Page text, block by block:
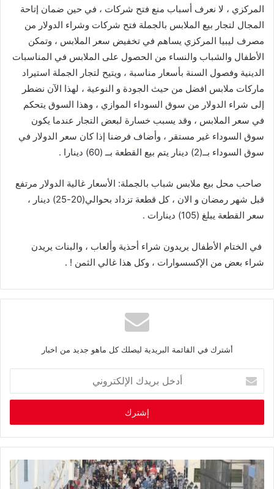
المركزي ، لا نعرف أسباب منع فتح شركات ، في حين ضمان إتاحة
المجال لتجار بيع الملابس بالجملة فتح شركات وشراء الدولار من
مصرف ليبيا المركزي يساهم في تخفيض سعر الملابس ، وتمكن
الأطفال والشباب والنساء من الحصول على الملابس في المناسبات
الدينية وفصول السنة بأسعار مناسبة ، ويتيح لتجار الجملة استيراد
ماركات ملابس افضل من حيث الجودة و النوعية ، لهذا الآن نضطر
إلى شراء الدولار من سوق السوداء الموازي ، وهذا السوق يتحكم
في سعر الملابس ، وقد يسبب خسارة لبعض التجار عندما يكون
سوق السوداء غير مستقر ، وأضاف فرضنا إذا كان سعر الدولار في
سوق السوداء بــ(
2
) دينار يتم بيع القطعة بــ(
60
) دينارا .
صاحب محل بيع ملابس شباب بالجملة: الأسعار غالية الدولار مرتفع
قبل شهر رمضان و الان ، كل قطعة تزداد بحوالي(
20-25
) دينار ،
سعر القطعة يبلغ (
105
) دينارات .
في الختام الأطفال يريدون شراء أحذية وألعاب ، والبنات يريدن
شراء بعض من الإكسسوارات ، وكل هذا غالي الثمن ! .
أشترك في القائمة البريدية ليصلك كل ماهو جديد من اخبار
خ
ب
ر
ك